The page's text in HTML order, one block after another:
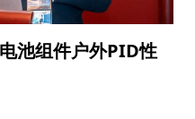
池组件户外PID性